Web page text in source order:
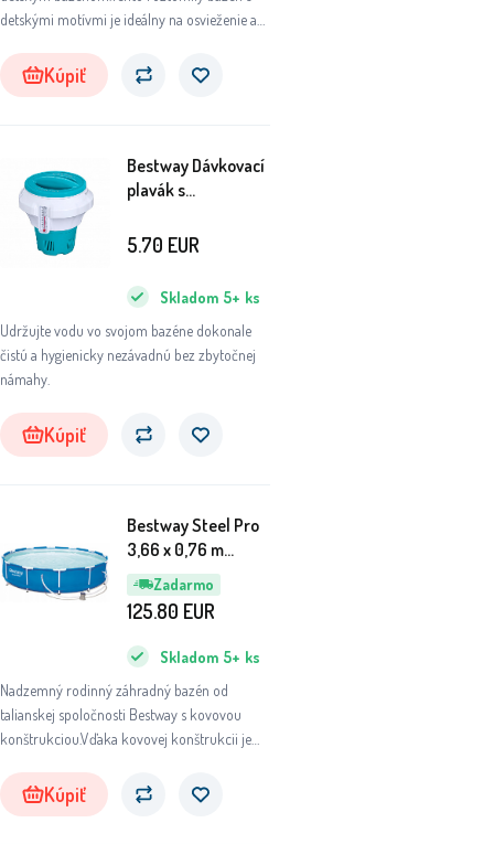
detskými motívmi je ideálny na osvieženie a
Kúpiť
Bestway Dávkovací
plavák s
Udržujte vodu vo svojom bazéne dokonale
čistú a hygienicky nezávadnú bez zbytočnej
námahy.
Skladom 5+ ks
5.70 EUR
Kúpiť
Zadarmo
Bestway Steel Pro
3,66 x 0,76 m
56681 + Kartušová
filtrácia
Nadzemný rodinný záhradný bazén od
talianskej spoločnosti Bestway s kovovou
konštrukciou.Vďaka kovovej konštrukcii je
zostaviť a naplniť vodou.
Skladom 5+ ks
125.80 EUR
Kúpiť